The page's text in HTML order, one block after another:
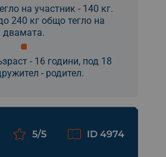
на участник - 140 кг.
240 кг общо тегло на
двамата.
- 16 години, под 18
- родител.
5/5 ID 4974